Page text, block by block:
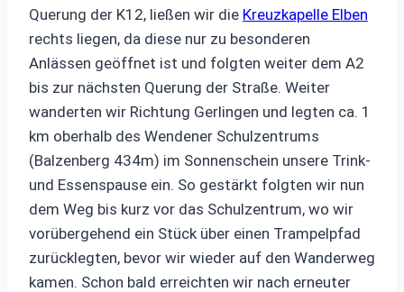
Querung der K12, ließen wir die Kreuzkapelle Elben
rechts liegen, da diese nur zu besonderen
Anlässen geöffnet ist und folgten weiter dem A2
bis zur nächsten Querung der Straße. Weiter
wanderten wir Richtung Gerlingen und legten ca. 1
km oberhalb des Wendener Schulzentrums
(Balzenberg 434m) im Sonnenschein unsere Trink-
und Essenspause ein. So gestärkt folgten wir nun
dem Weg bis kurz vor das Schulzentrum, wo wir
vorübergehend ein Stück über einen Trampelpfad
zurücklegten, bevor wir wieder auf den Wanderweg
kamen. Schon bald erreichten wir nach erneuter